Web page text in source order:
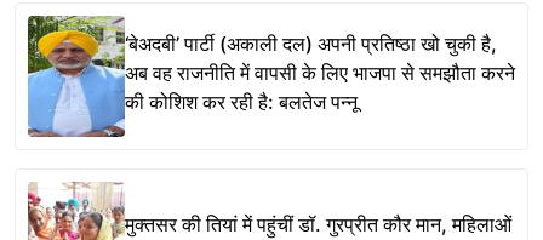
‘बेअदबी’ पार्टी (अकाली दल) अपनी प्रतिष्ठा खो चुकी है,
अब वह राजनीति में वापसी के लिए भाजपा से समझौता करने
की कोशिश कर रही है: बलतेज पन्नू
मुक्तसर की तियां में पहुंचीं डॉ. गुरप्रीत कौर मान, महिलाओं